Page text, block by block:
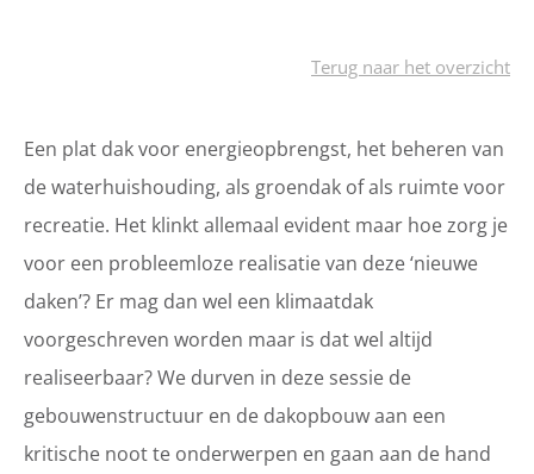
Terug naar het overzicht
Een plat dak voor energieopbrengst, het beheren van
de waterhuishouding, als groendak of als ruimte voor
recreatie. Het klinkt allemaal evident maar hoe zorg je
voor een probleemloze realisatie van deze ‘nieuwe
daken’? Er mag dan wel een klimaatdak
voorgeschreven worden maar is dat wel altijd
realiseerbaar?We durven in deze sessie de
gebouwenstructuur en de dakopbouw aan een
kritische noot te onderwerpen en gaan aan de hand